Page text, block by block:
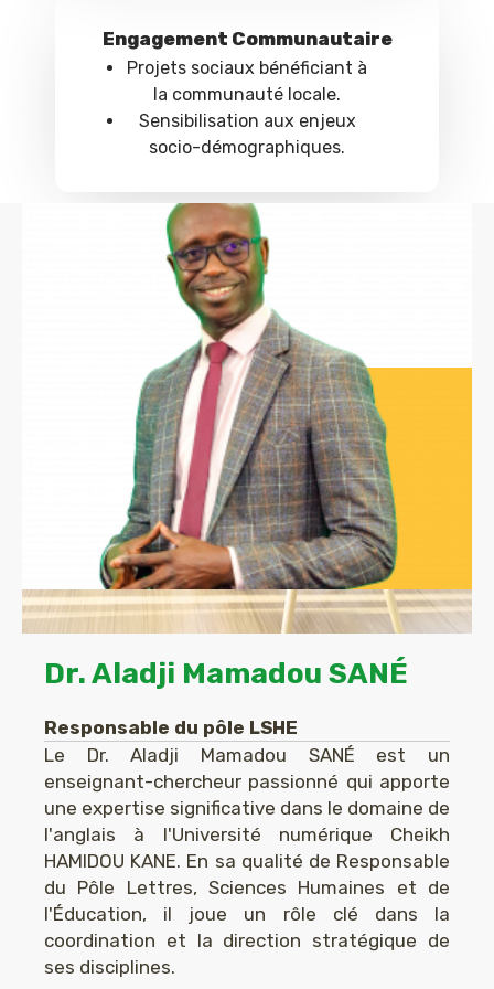
Engagement Communautaire
Projets sociaux bénéficiant à
la communauté locale.
Sensibilisation aux enjeux
socio-démographiques.
Dr. Aladji Mamadou SANÉ
Responsable du pôle LSHE
Le Dr. Aladji Mamadou SANÉ est un
enseignant-chercheur passionné qui apporte
une expertise significative dans le domaine de
l'anglais à l'Université numérique Cheikh
HAMIDOU KANE. En sa qualité de Responsable
du Pôle Lettres, Sciences Humaines et de
l'Éducation, il joue un rôle clé dans la
coordination et la direction stratégique de
ses disciplines.